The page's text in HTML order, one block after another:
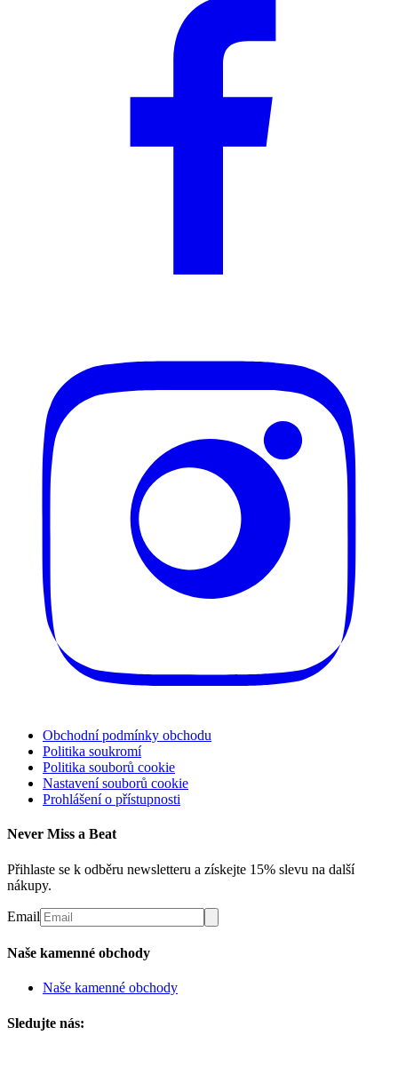
Obchodní podmínky obchodu
Politika soukromí
Politika souborů cookie
Nastavení souborů cookie
Prohlášení o přístupnosti
Never Miss a Beat
Přihlaste se k odběru newsletteru a získejte 15% slevu na další
nákupy.
Email
Naše kamenné obchody
Naše kamenné obchody
Sledujte nás: